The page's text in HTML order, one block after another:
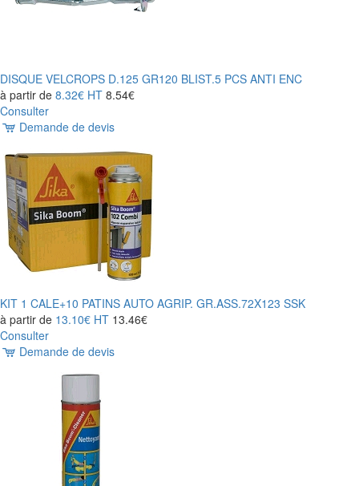
DISQUE VELCROPS D.125 GR120 BLIST.5 PCS ANTI ENC
à partir de 8.32€ HT 8.54€
Consulter
Demande de devis
KIT 1 CALE+10 PATINS AUTO AGRIP. GR.ASS.72X123 SSK
à partir de 13.10€ HT 13.46€
Consulter
Demande de devis